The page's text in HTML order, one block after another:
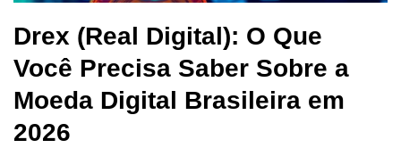
Drex (Real Digital): O Que
Você Precisa Saber Sobre a
Moeda Digital Brasileira em
2026